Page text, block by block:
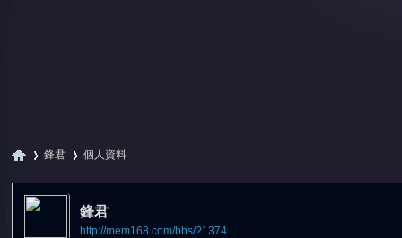
鋒君 個人資料
鋒君
http://mem168.com/bbs/?1374